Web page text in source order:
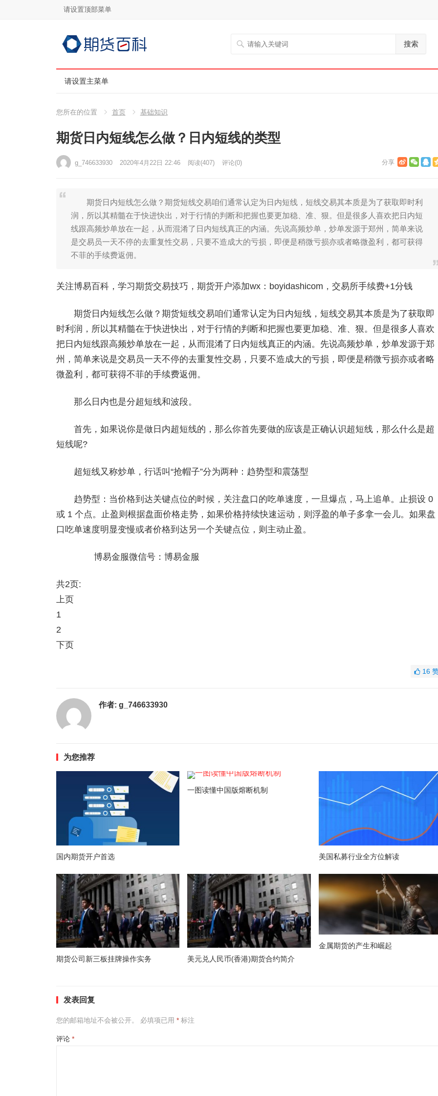
请设置顶部菜单
搜索
请设置主菜单
您所在的位置 首页 基础知识
期货日内短线怎么做？日内短线的类型
g_746633930 2020年4月22日 22:46 阅读(407) 评论(0)
期货日内短线怎么做？期货短线交易咱们通常认定为日内短线，短线交易其本质是为了获取即时利
润，所以其精髓在于快进快出，对于行情的判断和把握也要更加稳、准、狠。但是很多人喜欢把日内短
线跟高频炒单放在一起，从而混淆了日内短线真正的内涵。先说高频炒单，炒单发源于郑州，简单来说
是交易员一天不停的去重复性交易，只要不造成大的亏损，即便是稍微亏损亦或者略微盈利，都可获得
不菲的手续费返佣。
关注博易百科，学习期货交易技巧，期货开户添加wx：boyidashicom，交易所手续费+1分钱
期货日内短线怎么做？期货短线交易咱们通常认定为日内短线，短线交易其本质是为了获取即
时利润，所以其精髓在于快进快出，对于行情的判断和把握也要更加稳、准、狠。但是很多人喜欢
把日内短线跟高频炒单放在一起，从而混淆了日内短线真正的内涵。先说高频炒单，炒单发源于郑
州，简单来说是交易员一天不停的去重复性交易，只要不造成大的亏损，即便是稍微亏损亦或者略
微盈利，都可获得不菲的手续费返佣。
那么日内也是分超短线和波段。
首先，如果说你是做日内超短线的，那么你首先要做的应该是正确认识超短线，那么什么是超
短线呢?
超短线又称炒单，行话叫“抢帽子”分为两种：趋势型和震荡型
趋势型：当价格到达关键点位的时候，关注盘口的吃单速度，一旦爆点，马上追单。止损设 0
或 1 个点。止盈则根据盘面价格走势，如果价格持续快速运动，则浮盈的单子多拿一会儿。如果盘
口吃单速度明显变慢或者价格到达另一个关键点位，则主动止盈。
博易金服微信号：博易金服
共2页:
上页
1
2
下页
16
作者: g_746633930
为您推荐
国内期货开户首选
一图读懂中国版熔断机制
美国私募行业全方位解读
期货公司新三板挂牌操作实务 美元兑人民币(香港)期货合约简介
金属期货的产生和崛起
发表回复
您的邮箱地址不会被公开。 必填项已用 *标注
评论 *